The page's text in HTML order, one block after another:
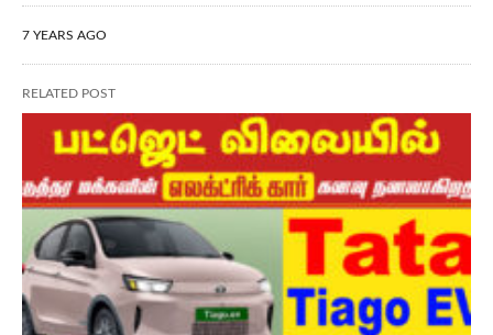
7 YEARS AGO
RELATED POST